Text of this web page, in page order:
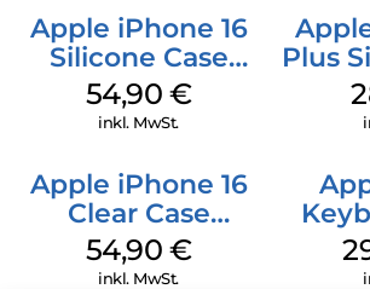
Apple iPhone 16
Silicone Case
MagSafe Black
54,90 €
inkl. MwSt.
Plus
Apple iPhone 16
Clear Case
MagSafe
Transparent
54,90 €
inkl. MwSt.
iPad